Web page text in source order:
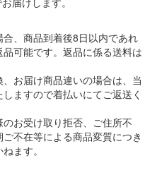
、商品到着後8日以内であれ
可能です。返品に係る送料は
お届け商品違いの場合は、当
ますので着払いにてご返送く
お受け取り拒否、ご住所不
不在等による商品変質につき
ます。